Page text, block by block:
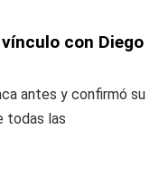
con Diego
antes y confirmó su
todas las